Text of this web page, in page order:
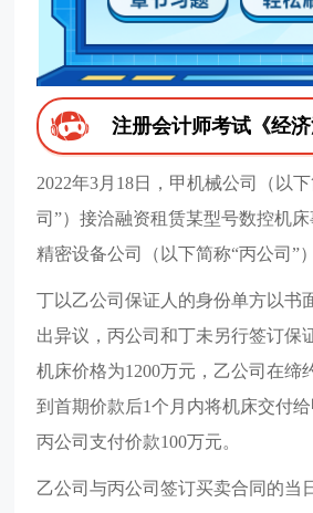
注册会计师考试《经
2022年3月18日，甲机械公司（以
司”）接洽融资租赁某型号数控机
精密设备公司（以下简称“丙公司”
丁以乙公司保证人的身份单方以书
出异议，丙公司和丁未另行签订保
机床价格为1200万元，乙公司在缔
到首期价款后1个月内将机床交付
丙公司支付价款100万元。
乙公司与丙公司签订买卖合同的当